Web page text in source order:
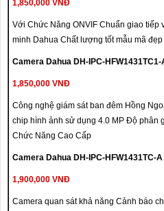
1,850,000 VNĐ
Với Chức Năng ONVIF Chuẩn giao tiếp
minh Dahua Chất lượng tốt mẫu mã
Camera Dahua DH-IPC-HFW1431TC1-
1,850,000 VNĐ
Công nghệ giám sát ban đêm Hồng
chip hình ảnh sử dụng 4.0 MP Độ phân
Chức Năng Cao Cấp
Camera Dahua DH-IPC-HFW1431TC-A
1,900,000 VNĐ
Camera quan sát khả năng Cảnh báo